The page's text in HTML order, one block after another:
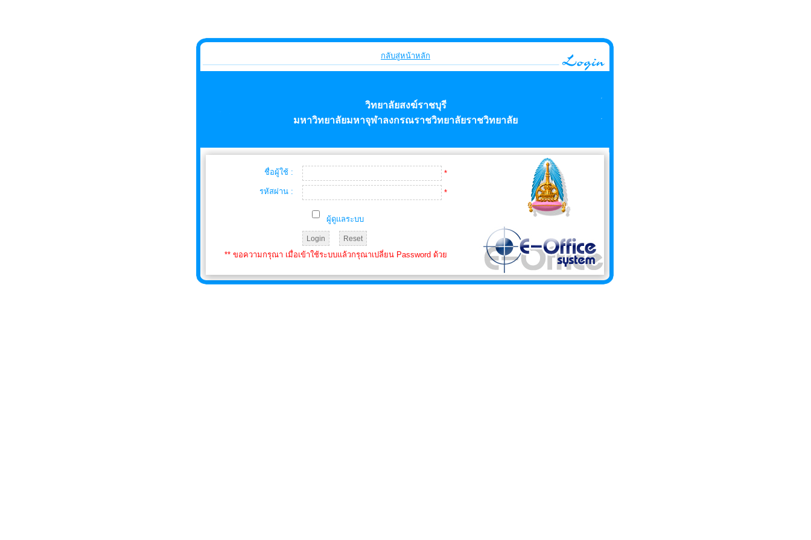
กลับสู่หน้าหลัก
วิทยาลัยสงฆ์ราชบุรี
มหาวิทยาลัยมหาจุฬาลงกรณราชวิทยาลัยราชวิทยาลัย
ชื่อผู้ใช้ : *
รหัสผ่าน : *
ผู้ดูแลระบบ
** ขอความกรุณา เมื่อเข้าใช้ระบบแล้วกรุณาเปลี่ยน Password ด้วย